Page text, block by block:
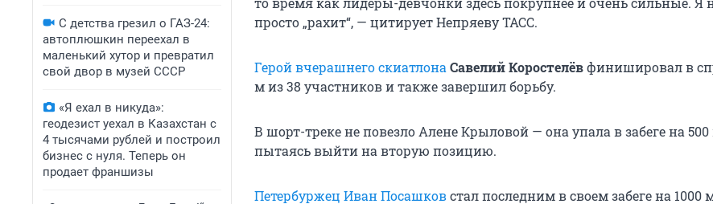
С детства грезил о ГАЗ-24:
автоплюшкин переехал в
маленький хутор и превратил
свой двор в музей СССР
«Я ехал в никуда»:
геодезист уехал в Казахстан с
4 тысячами рублей и построил
бизнес с нуля. Теперь он
продает франшизы
просто „рахит“, — цитирует Непряеву ТАСС.
Герой вчерашнего скиатлона Савелий Коростелёвфинишировал в
м из 38 участников и также завершил борьбу.
В шорт-треке не повезло Алене Крыловой — она упала в забеге на 500
пытаясь выйти на вторую позицию.
Петербуржец Иван Посашковстал последним в своем забеге на 1000